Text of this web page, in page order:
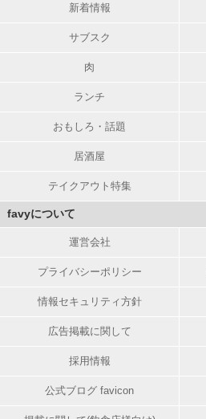
新着情報
サブスク
肉
ランチ
おもしろ・話題
居酒屋
テイクアウト特集
favyについて
運営会社
プライバシーポリシー
情報セキュリティ方針
広告掲載に関して
採用情報
公式ブログ favicon